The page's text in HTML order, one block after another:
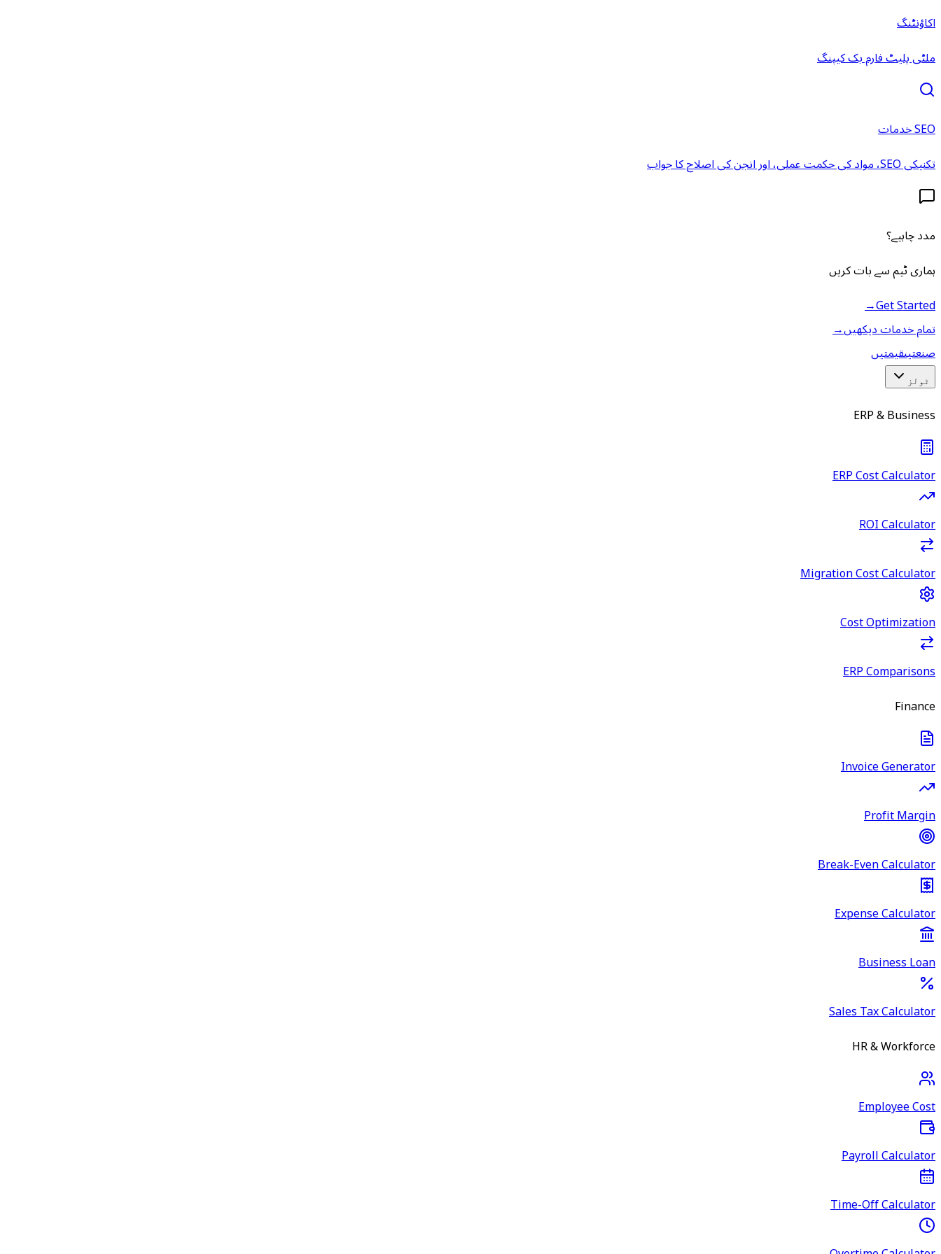
اکاؤنٹنگ
ملٹی پلیٹ فارم بک کیپنگ
SEO خدمات
تکنیکی SEO، مواد کی حکمت عملی، اور انجن کی اصلاح کا جواب
مدد چاہیے؟
ہماری ٹیم سے بات کریں
Get Started
→
تمام خدمات دیکھیں→
صنعتیںقیمتیں
ٹولز
ERP & Business
ERP Cost Calculator
ROI Calculator
Migration Cost Calculator
Cost Optimization
ERP Comparisons
Finance
Invoice Generator
Profit Margin
Break-Even Calculator
Expense Calculator
Business Loan
Sales Tax Calculator
HR & Workforce
Employee Cost
Payroll Calculator
Time-Off Calculator